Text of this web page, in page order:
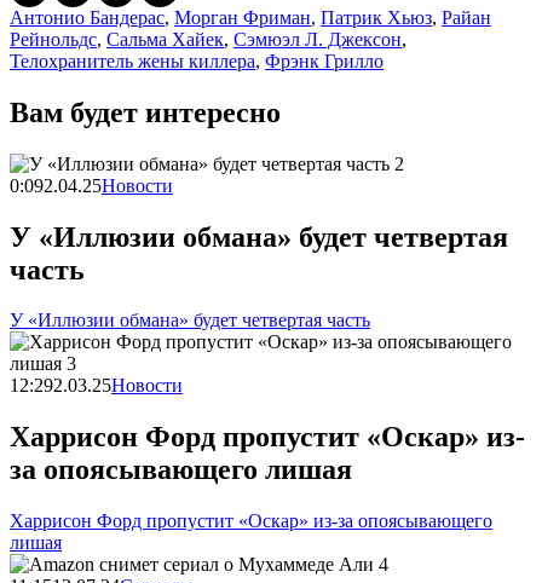
Антонио Бандерас, Морган Фриман, Патрик Хьюз, Райан
Рейнольдс, Сальма Хайек, Сэмюэл Л. Джексон,
Телохранитель жены киллера, Фрэнк Грилло
Вам будет интересно
0:092.04.25Новости
У «Иллюзии обмана» будет четвертая
часть
У «Иллюзии обмана» будет четвертая часть
12:292.03.25Новости
Харрисон Форд пропустит «Оскар» из-
за опоясывающего лишая
Харрисон Форд пропустит «Оскар» из-за опоясывающего
лишая